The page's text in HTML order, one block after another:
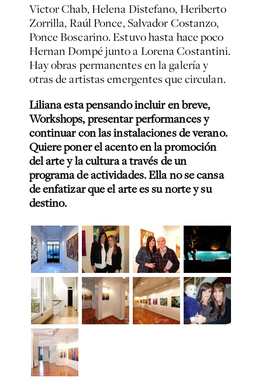
Victor Chab, Helena Distefano, Heriberto
Zorrilla, Raúl Ponce, Salvador Costanzo,
Ponce Boscarino. Estuvo hasta hace poco
Hernan Dompé junto a Lorena Costantini.
Hay obras permanentes en la galería y
otras de artistas emergentes que circulan.
Liliana esta pensando incluir en breve,
Workshops, presentar performances y
continuar con las instalaciones de verano.
Quiere poner el acento en la promoción
del arte y la cultura a través de un
programa de actividades. Ella no se cansa
de enfatizar que el arte es su norte y su
destino.